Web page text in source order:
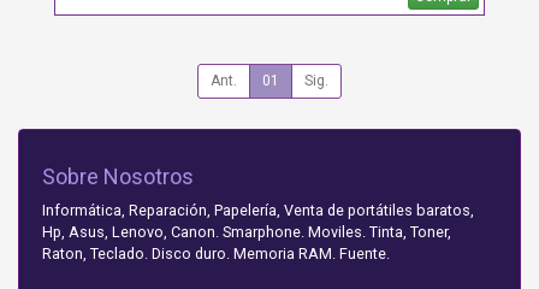
Ant. 01 Sig.
Sobre Nosotros
Informática, Reparación, Papelería, Venta de portátiles baratos,
Hp, Asus, Lenovo, Canon. Smarphone. Moviles. Tinta, Toner,
Raton, Teclado. Disco duro. Memoria RAM. Fuente.